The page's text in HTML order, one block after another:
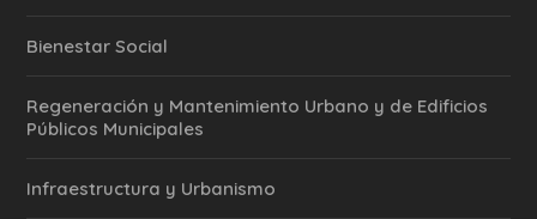
Bienestar Social
Regeneración y Mantenimiento Urbano y de Edificios
Públicos Municipales
Infraestructura y Urbanismo